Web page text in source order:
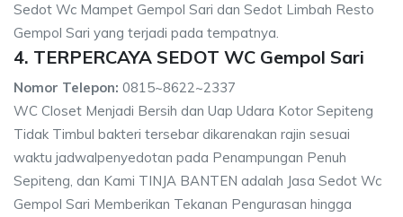
Sedot Wc Mampet Gempol Sari dan Sedot Limbah Resto
Gempol Sari yang terjadi pada tempatnya.
4. TERPERCAYA SEDOT WC Gempol Sari
Nomor Telepon: 0815~8622~2337
WC Closet Menjadi Bersih dan Uap Udara Kotor Sepiteng
Tidak Timbul bakteri tersebar dikarenakan rajin sesuai
waktu jadwalpenyedotan pada Penampungan Penuh
Sepiteng, dan Kami TINJA BANTEN adalah Jasa Sedot Wc
Gempol Sari Memberikan Tekanan Pengurasan hingga